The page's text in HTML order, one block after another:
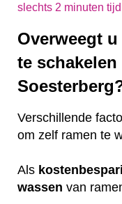
slechts 2 minuten
Overweegt
te
Verschillende
om zelf ramen te
Als
wassen van